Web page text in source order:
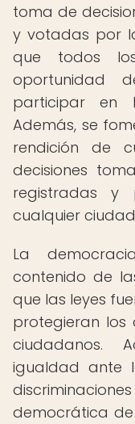
toma de
y votadas por
que todos
oportunidad
participar en
Además, se
rendición de
decisiones
registradas y
cualquier
La
contenido de
que las leyes
protegieran los
ciudadanos.
igualdad ante
democrática